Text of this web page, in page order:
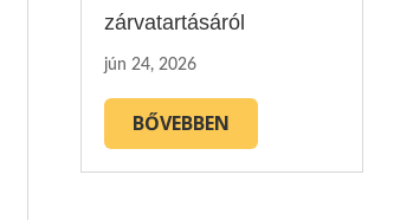
zárvatartásáról
jún 24, 2026
BŐVEBBEN